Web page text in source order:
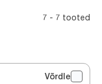
7 - 7 tooted
Võrdle